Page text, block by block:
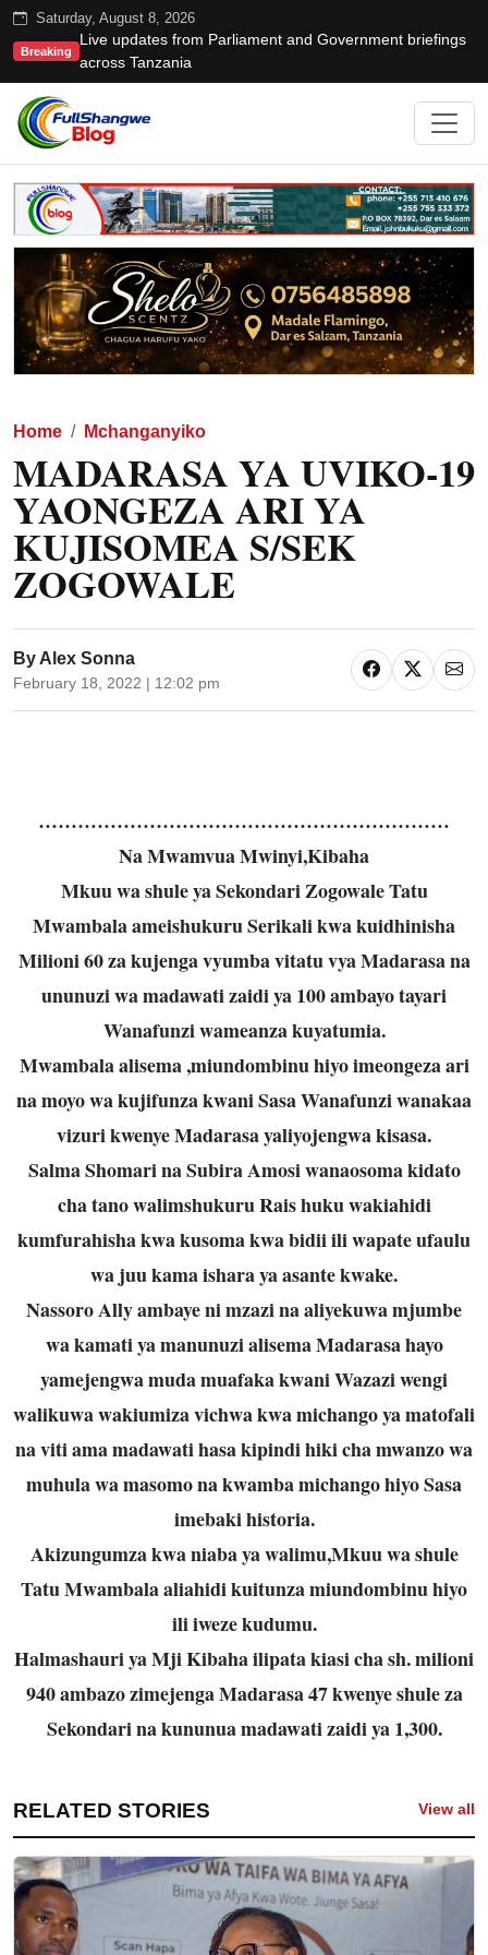
Saturday, August 8, 2026
Breaking
Live updates from Parliament and Government briefings
across Tanzania
Home Mchanganyiko
MADARASA YA UVIKO-19
YAONGEZA ARI YA
KUJISOMEA S/SEK
ZOGOWALE
By Alex Sonna
February 18, 2022 | 12:02 pm
………………………………………………………
Na Mwamvua Mwinyi,Kibaha
Mkuu wa shule ya Sekondari Zogowale Tatu
Mwambala ameishukuru Serikali kwa kuidhinisha
Milioni 60 za kujenga vyumba vitatu vya Madarasa na
ununuzi wa madawati zaidi ya 100 ambayo tayari
Wanafunzi wameanza kuyatumia.
Mwambala alisema ,miundombinu hiyo imeongeza ari
na moyo wa kujifunza kwani Sasa Wanafunzi wanakaa
vizuri kwenye Madarasa yaliyojengwa kisasa.
Salma Shomari na Subira Amosi wanaosoma kidato
cha tano walimshukuru Rais huku wakiahidi
kumfurahisha kwa kusoma kwa bidii ili wapate ufaulu
wa juu kama ishara ya asante kwake.
Nassoro Ally ambaye ni mzazi na aliyekuwa mjumbe
wa kamati ya manunuzi alisema Madarasa hayo
yamejengwa muda muafaka kwani Wazazi wengi
walikuwa wakiumiza vichwa kwa michango ya matofali
na viti ama madawati hasa kipindi hiki cha mwanzo wa
muhula wa masomo na kwamba michango hiyo Sasa
imebaki historia.
Akizungumza kwa niaba ya walimu,Mkuu wa shule
Tatu Mwambala aliahidi kuitunza miundombinu hiyo
ili iweze kudumu.
Halmashauri ya Mji Kibaha ilipata kiasi cha sh. milioni
940 ambazo zimejenga Madarasa 47 kwenye shule za
Sekondari na kununua madawati zaidi ya 1,300.
RELATED STORIES View all